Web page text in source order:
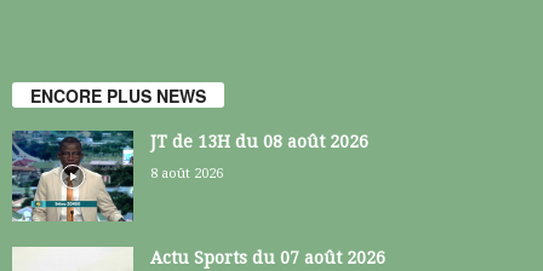
ENCORE PLUS NEWS
JT de 13H du 08 août 2026
8 août 2026
Actu Sports du 07 août 2026